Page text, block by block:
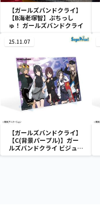
【ガールズバンドクライ】
【B海老塚智】ぷちっし
ゅ！ ガールズバンドクライ
25.11.07
【ガールズバンドクライ】
【C(背景パープル)】ガー
ルズバンドクライ ビジュア
ルボード（EX）